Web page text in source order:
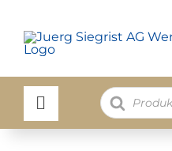
Inhalt
springen
Products
search